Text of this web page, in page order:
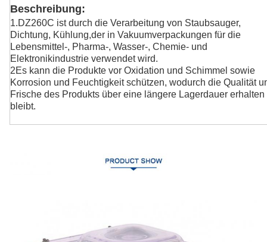
Beschreibung:
1.DZ260C ist durch die Verarbeitung von Staubsauger,
Dichtung, Kühlung,der in Vakuumverpackungen für die
Lebensmittel-, Pharma-, Wasser-, Chemie- und
Elektronikindustrie verwendet wird.
2Es kann die Produkte vor Oxidation und Schimmel sowie
Korrosion und Feuchtigkeit schützen, wodurch die Qualität
Frische des Produkts über eine längere Lagerdauer erhalten
bleibt.